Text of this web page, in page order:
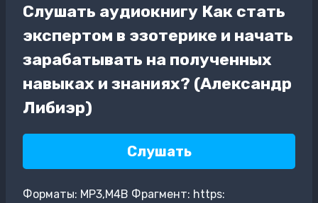
Слушать аудиокнигу Как стать
экспертом в эзотерике и начать
зарабатывать на полученных
навыках и знаниях? (Александр
Либиэр)
Слушать
Форматы: MP3,M4B Фрагмент: https: